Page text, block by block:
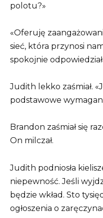
polotu?»
«Oferuję
sieć, która przynosi
spokojnie
Judith lekko zaśmiał.
podstawowe
Brandon zaśmiał się
On milczał.
Judith podniosła
niepewność. Jeśli
będzie wkład. Sto
ogłoszenia o